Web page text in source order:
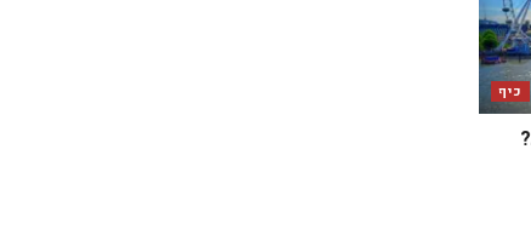
כיף
מה מחכה לכם בלונדון במאי 2025?